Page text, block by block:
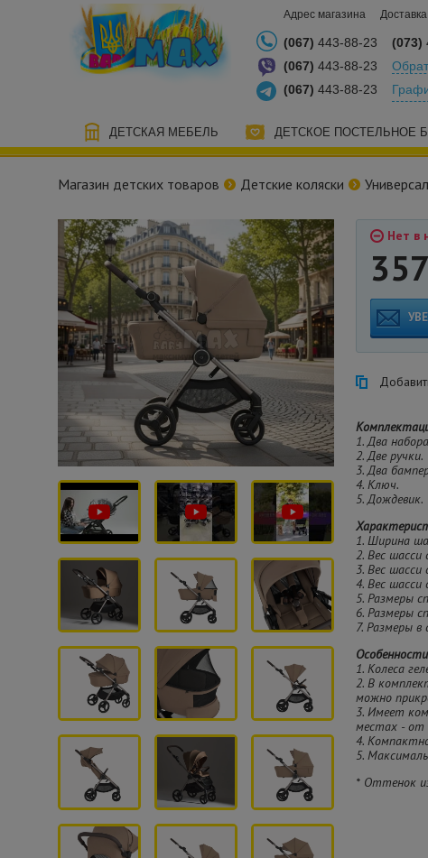
Адрес магазина Доставка
(067) 443-88-23
(067) 443-88-23
(067) 443-88-23
(073)
ДЕТСКАЯ МЕБЕЛЬ ДЕТСКОЕ ПОСТЕЛЬНОЕ
Магазин детских товаров Детские коляски
Нет в
1. Два
2. Две ручки.
3. Два
4. Ключ.
5. Дождевик.
1. Ширина
2. Вес шасси
3. Вес шасси
4. Вес шасси
5. Размеры
6. Размеры
7. Размеры
1. Колеса
2. В
можно
3. Имеет
местах - от
4.
5.
* Оттенок